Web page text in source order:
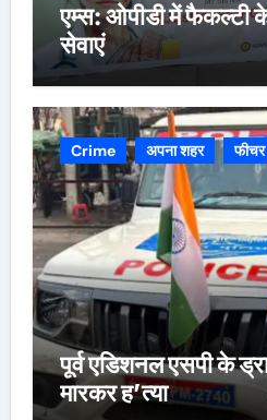
एम्स: ओपीडी में फैकल्टी के
सेवाएं
Crime अपना शहर फीचर
पूर्व एडिशनल एसपी के
मारकर ह’त्या